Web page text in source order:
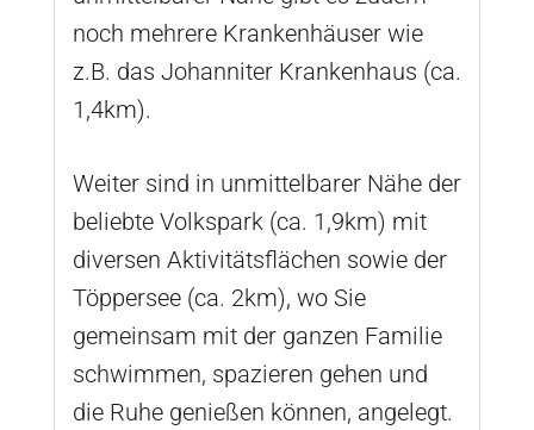
noch mehrere Krankenhäuser wie
z.B. das Johanniter Krankenhaus (ca.
1,4km).
Weiter sind in unmittelbarer Nähe der
beliebte Volkspark (ca. 1,9km) mit
diversen Aktivitätsflächen sowie der
Töppersee (ca. 2km), wo Sie
gemeinsam mit der ganzen Familie
schwimmen, spazieren gehen und
die Ruhe genießen können, angelegt.